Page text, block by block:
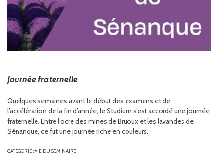
Journée fraternelle
Quelques semaines avant le début des examens et de
l’accélération de la fin d’année, le Studium s’est accordé une journée
fraternelle. Entre l’ocre des mines de Bruoux et les lavandes de
Sénanque, ce fut une journée riche en couleurs.
CATÉGORIE :VIE DU SÉMINAIRE